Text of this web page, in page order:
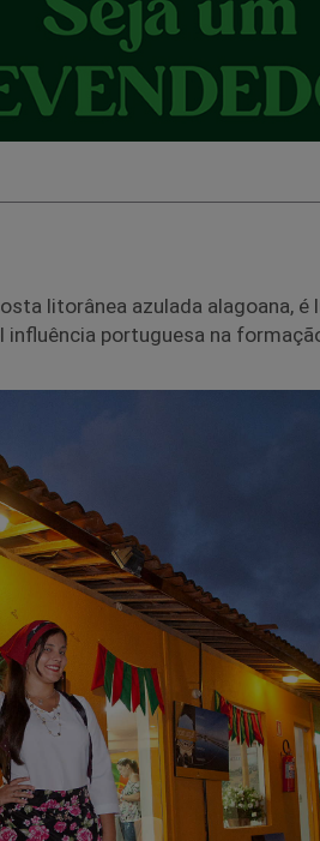
litorânea azulada alagoana,
influência portuguesa na